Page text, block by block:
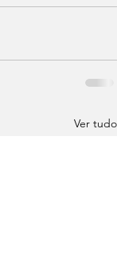
Ver tudo